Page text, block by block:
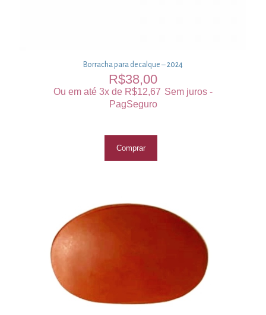
Borracha para decalque – 2024
R$38,00
Ou em até 3x de R$12,67 Sem juros -
PagSeguro
Comprar